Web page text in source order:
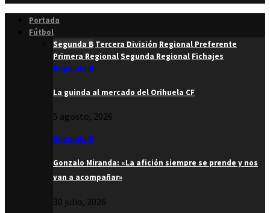
Portada
Fútbol
Segunda B Tercera División Regional Preferente
Primera RegionalSegunda Regional Fichajes
Segunda B
La guinda al mercado del Orihuela CF
5 agosto, 2026
Segunda B
Gonzalo Miranda: «La afición siempre se prende y nos
van a acompañar»
30 julio, 2026